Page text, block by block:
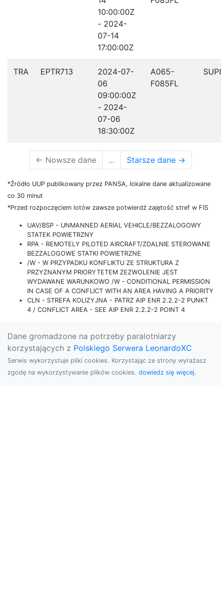
10:00:00Z
- 2024-
07-14
17:00:00Z
TRA EPTR713
2024-07-
06
09:00:00Z
- 2024-
07-06
18:30:00Z
A065-
F085FL
← Nowsze dane ... Starsze dane →
*Źródło UUP publikowany przez PANSA, lokalne dane aktualizowane
co 30 minut
*Przed rozpoczęciem lotów zawsze potwierdź zajętość stref w FIS
UAV/BSP - UNMANNED AERIAL VEHICLE/BEZZALOGOWY
STATEK POWIETRZNY
RPA - REMOTELY PILOTED AIRCRAFT/ZDALNIE STEROWANE
BEZZALOGOWE STATKI POWIETRZNE
/W - W PRZYPADKU KONFLIKTU ZE STRUKTURA Z
PRZYZNANYM PRIORYTETEM ZEZWOLENIE JEST
WYDAWANE WARUNKOWO /W - CONDITIONAL PERMISSION
IN CASE OF A CONFLICT WITH AN AREA HAVING A PRIORITY
CLN - STREFA KOLIZYJNA - PATRZ AIP ENR 2.2.2-2 PUNKT
4 / CONFLICT AREA - SEE AIP ENR 2.2.2-2 POINT 4
Dane gromadzone na potrzeby paralotniarzy
korzystających z Polskiego Serwera LeonardoXC
Serwis wykorzystuje pliki cookies. Korzystając ze strony wyrażasz
zgodę na wykorzystywanie plików cookies. dowiedz się więcej.